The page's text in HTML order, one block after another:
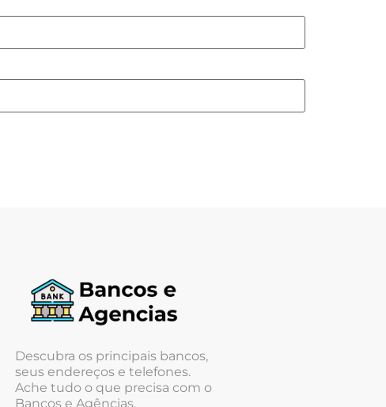
Descubra os principais bancos,
seus endereços e telefones.
Ache tudo o que precisa com o
Bancos e Agências.